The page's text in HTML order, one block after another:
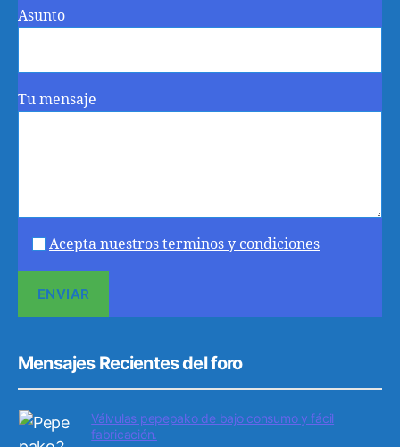
Asunto
Tu mensaje
Acepta nuestros terminos y condiciones
Mensajes Recientes del foro
Válvulas pepepako de bajo consumo y fácil
fabricación.